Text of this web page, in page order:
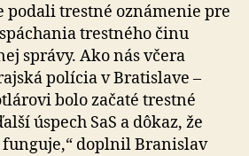
podali trestné oznámenie pre
trestného činu
správy. Ako nás včera
polícia v Bratislave –
bolo začaté trestné
úspech SaS a dôkaz, že
doplnil Branislav